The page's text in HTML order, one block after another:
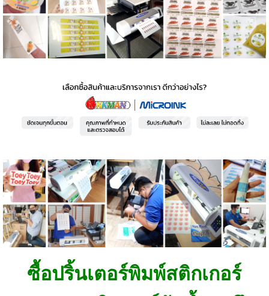
ซื้อปริ้นเตอร์พิมพ์สติกเกอร์